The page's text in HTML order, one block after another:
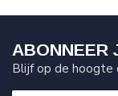
ABONNEER
Blijf op de hoogte